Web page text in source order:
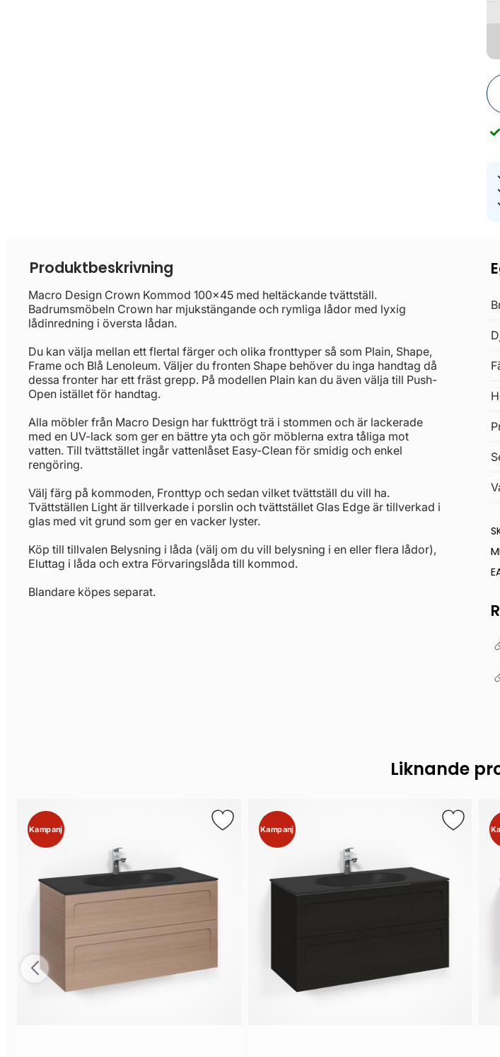
Produktbeskrivning
Macro Design Crown Kommod 100x45 med heltäckande tvättställ.
Badrumsmöbeln Crown har mjukstängande och rymliga lådor med lyxig
lådinredning i översta lådan.
Du kan välja mellan ett flertal färger och olika fronttyper så som Plain, Shape,
Frame och Blå Lenoleum. Väljer du fronten Shape behöver du inga handtag då
dessa fronter har ett fräst grepp. På modellen Plain kan du även välja till Push-
Open istället för handtag.
Alla möbler från Macro Design har fukttrögt trä i stommen och är lackerade
med en UV-lack som ger en bättre yta och gör möblerna extra tåliga mot
vatten. Till tvättstället ingår vattenlåset Easy-Clean för smidig och enkel
rengöring.
Välj färg på kommoden, Fronttyp och sedan vilket tvättställ du vill ha.
Tvättställen Light är tillverkade i porslin och tvättstället Glas Edge är tillverkad i
glas med vit grund som ger en vacker lyster.
Köp till tillvalen Belysning i låda (välj om du vill belysning i en eller flera lådor),
Eluttag i låda och extra Förvaringslåda till kommod.
Blandare köpes separat.
Liknande
Kampanj Kampanj